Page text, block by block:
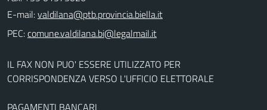
E-mail:
PEC:
IL FAX NON PUO' ESSERE UTILIZZATO PER
CORRISPONDENZA VERSO L'UFFICIO ELETTORALE
PAGAMENTI BANCARI